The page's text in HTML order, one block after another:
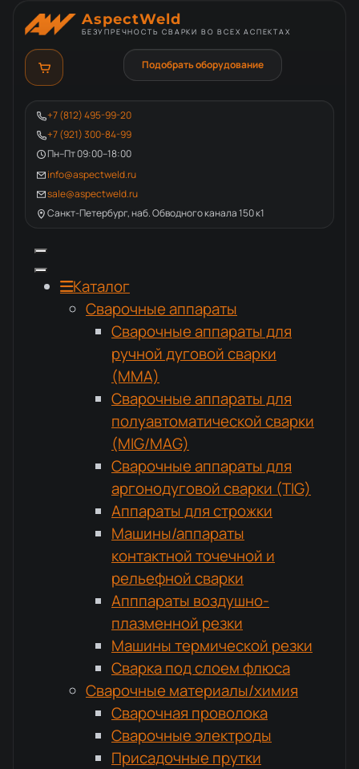
AspectWeld
БЕЗУПРЕЧНОСТЬ СВАРКИ ВО ВСЕХ АСПЕКТАХ
+7 (812) 495-99-20
+7 (921) 300-84-99
Пн–Пт 09:00–18:00
info@aspectweld.ru
sale@aspectweld.ru
Санкт-Петербург, наб. Обводного канала 150 к1
Подобрать оборудование
Каталог
Сварочные аппараты
Сварочные аппараты для
ручной дуговой сварки
(MMA)
Сварочные аппараты для
полуавтоматической сварки
(MIG/MAG)
Сварочные аппараты для
аргонодуговой сварки (TIG)
Аппараты для строжки
Машины/аппараты
контактной точечной и
рельефной сварки
Апппараты воздушно-
плазменной резки
Машины термической резки
Сварка под слоем флюса
Сварочные материалы/химия
Сварочная проволока
Сварочные электроды
Присадочные прутки